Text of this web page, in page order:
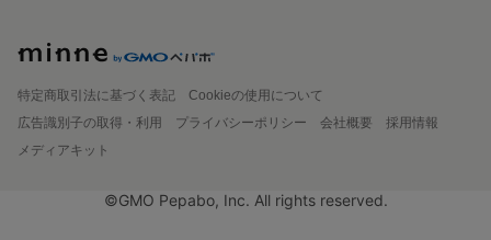
特定商取引法に基づく表記
Cookieの使用について
広告識別子の取得・利用
プライバシーポリシー 会社概要
採用情報
メディアキット
©GMO Pepabo, Inc. All rights reserved.